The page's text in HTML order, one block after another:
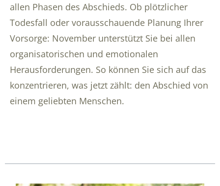
allen Phasen des Abschieds. Ob plötzlicher
Todesfall oder vorausschauende Planung Ihrer
Vorsorge: November unterstützt Sie bei allen
organisatorischen und emotionalen
Herausforderungen. So können Sie sich auf das
konzentrieren, was jetzt zählt: den Abschied von
einem geliebten Menschen.